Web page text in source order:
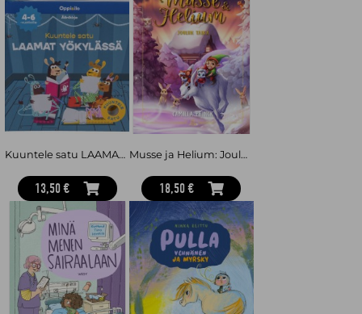
Kuuntele satu LAAMAT YÖKYLÄSSÄ -äänikirja 4-6 v
13,50 €
Musse ja Helium: Joulun taika
18,50 €